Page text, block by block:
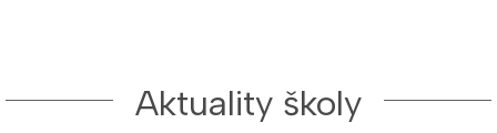
Aktuality školy